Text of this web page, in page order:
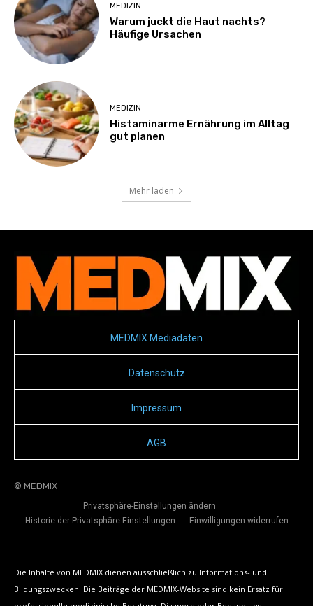
MEDIZIN
Warum juckt die Haut nachts?
Häufige Ursachen
MEDIZIN
Histaminarme Ernährung im Alltag
gut planen
Mehr laden
MEDMIX Mediadaten
Datenschutz
Impressum
AGB
© MEDMIX
Privatsphäre-Einstellungen ändern
Historie der Privatsphäre-Einstellungen
Einwilligungen widerrufen
Die Inhalte von MEDMIX dienen ausschließlich zu Informations- und
Bildungszwecken. Die Beiträge der MEDMIX-Website sind kein Ersatz für